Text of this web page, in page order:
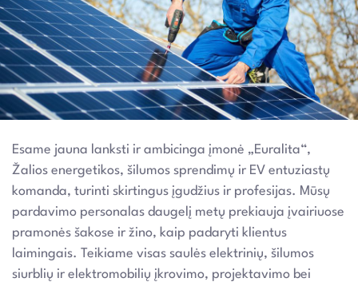
Esame jauna lanksti ir ambicinga įmonė „Euralita“,
Žalios energetikos, šilumos sprendimų ir EV entuziastų
komanda, turinti skirtingus įgudžius ir profesijas. Mūsų
pardavimo personalas daugelį metų prekiauja įvairiuose
pramonės šakose ir žino, kaip padaryti klientus
laimingais. Teikiame visas saulės elektrinių, šilumos
siurblių ir elektromobilių įkrovimo, projektavimo bei